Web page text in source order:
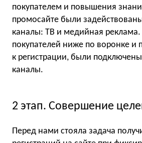
покупателем и повышения
промосайте были
каналы: ТВ и медийная реклама.
покупателей ниже по воронке и
к регистрации, были
каналы.
2 этап. Совершение
Перед нами стояла задача